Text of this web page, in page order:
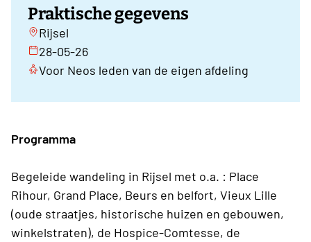
Praktische gegevens
Rijsel
28-05-26
Voor Neos leden van de eigen afdeling
Programma
Begeleide wandeling in Rijsel met o.a. : Place
Rihour, Grand Place, Beurs en belfort, Vieux Lille
(oude straatjes, historische huizen en gebouwen,
winkelstraten), de Hospice-Comtesse, de